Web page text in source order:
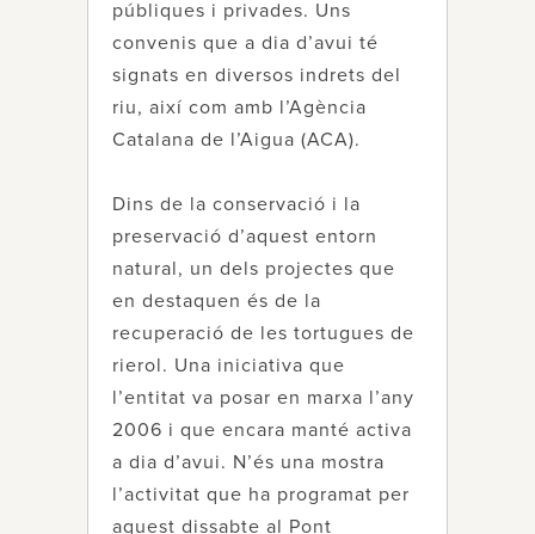
públiques i privades. Uns
convenis que a dia d’avui té
signats en diversos indrets del
riu, així com amb l’Agència
Catalana de l’Aigua (ACA).
Dins de la conservació i la
preservació d’aquest entorn
natural, un dels projectes que
en destaquen és de la
recuperació de les tortugues de
rierol. Una iniciativa que
l’entitat va posar en marxa l’any
2006 i que encara manté activa
a dia d’avui. N’és una mostra
l’activitat que ha programat per
aquest dissabte al Pont